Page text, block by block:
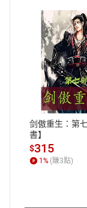
付
ATM轉帳
剑傲重生：第
書】
$315
1 % (賺3點)